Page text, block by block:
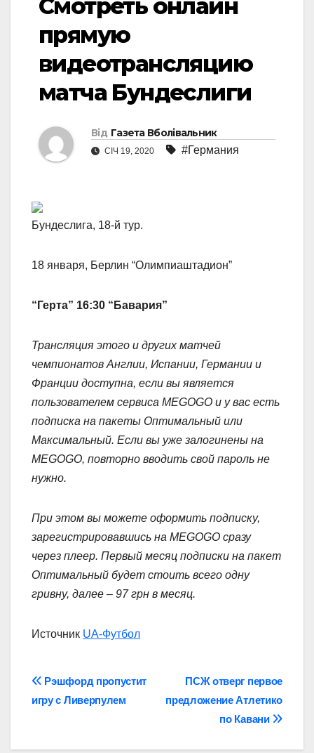
Смотреть онлайн
прямую
видеотрансляцию
матча Бундеслиги
Від Газета Вболівальник
СІЧ 19, 2020 #Германия
Бундеслига, 18-й тур.
18 января, Берлин “Олимпиаштадион”
“Герта” 16:30 “Бавария”
Трансляция этого и других матчей
чемпионатов Англии, Испании, Германии и
Франции доступна, если вы является
пользователем сервиса MEGOGO и у вас есть
подписка на пакеты Оптимальный или
Максимальный. Если вы уже залогинены на
MEGOGO, повторно вводить свой пароль не
нужно.
При этом вы можете оформить подписку,
зарегистрировавшись на MEGOGO сразу
через плеер. Первый месяц подписки на пакет
Оптимальный будет стоить всего одну
гривну, далее – 97 грн в месяц.
Источник UA-Футбол
Навігація
записів
ПСЖ отверг первое
предложение Атлетико
по Кавани
Рэшфорд пропустит
игру с Ливерпулем